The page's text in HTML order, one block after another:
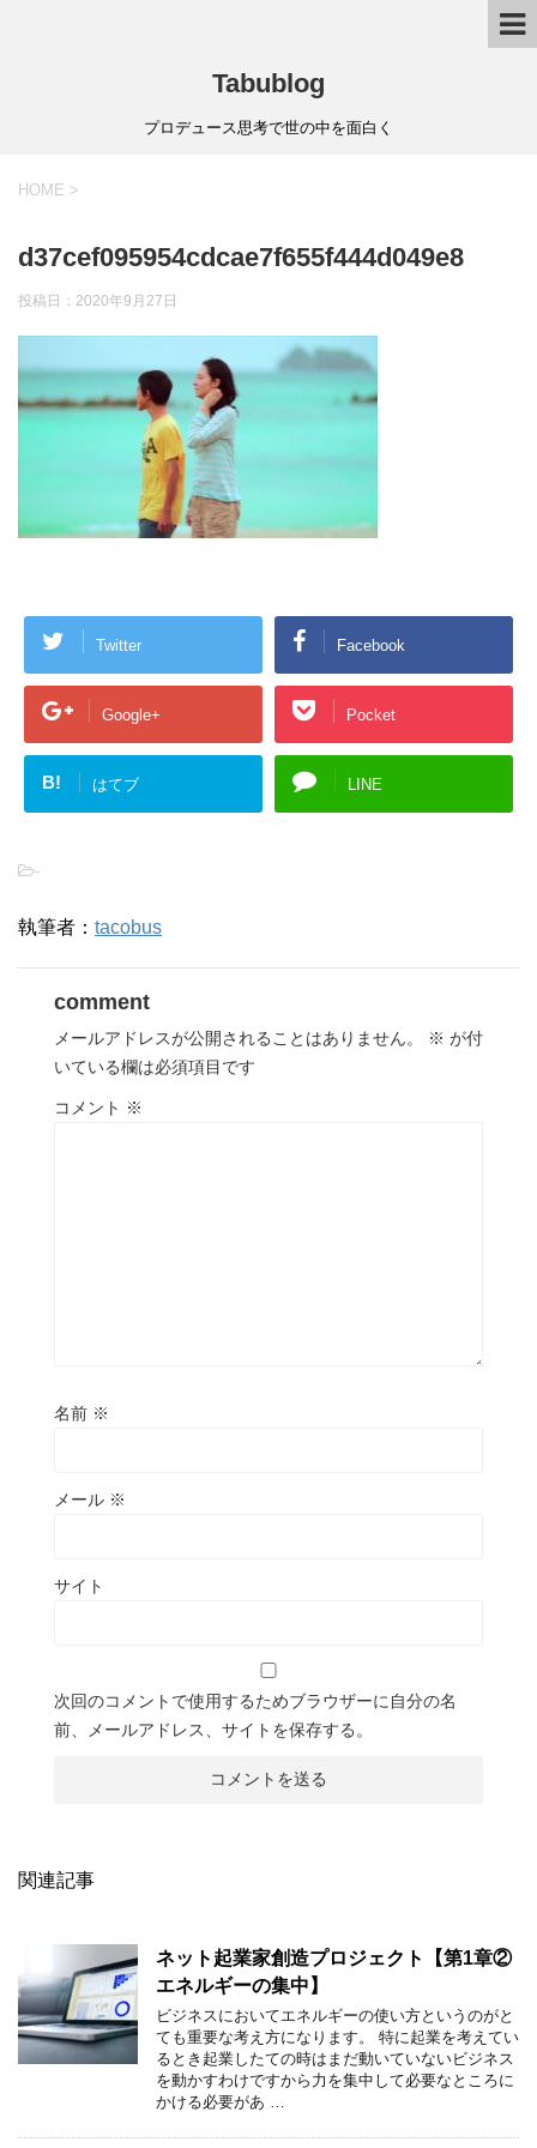
Tabublog
プロデュース思考で世の中を面白く
HOME >
d37cef095954cdcae7f655f444d049e8
投稿日： 2020年9月27日
Twitter Facebook
Google+ Pocket
B! はてブ LINE
-
執筆者： tacobus
comment
メールアドレスが公開されることはありません。 ※ が付
いている欄は必須項目です
コメント ※
名前 ※
メール ※
サイト
次回のコメントで使用するためブラウザーに自分の名
前、メールアドレス、サイトを保存する。
関連記事
ネット起業家創造プロジェクト【第1章②
エネルギーの集中】
ビジネスにおいてエネルギーの使い方というのがと
ても重要な考え方になります。 特に起業を考えてい
るとき起業したての時はまだ動いていないビジネス
を動かすわけですから力を集中して必要なところに
かける必要があ …